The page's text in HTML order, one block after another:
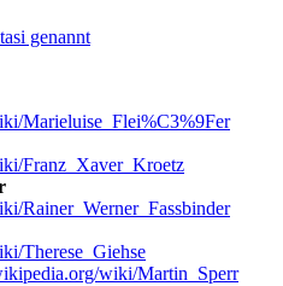
genannt
Marieluise_Flei%C3%9Fer
Franz_Xaver_Kroetz
Rainer_Werner_Fassbinder
Therese_Giehse
wiki/Martin_Sperr